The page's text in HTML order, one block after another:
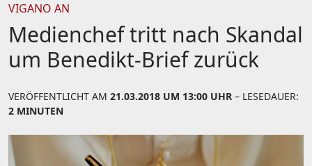
VIGANO AN
Medienchef tritt nach Skandal
um Benedikt-Brief zurück
VERÖFFENTLICHT AM 21.03.2018 UM 13:00 UHR – LESEDAUER:
2 MINUTEN